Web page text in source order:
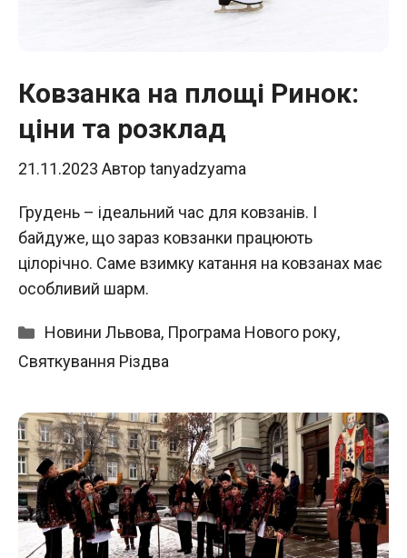
Ковзанка на площі Ринок:
ціни та розклад
21.11.2023 Автор tanyadzyama
Грудень – ідеальний час для ковзанів. І
байдуже, що зараз ковзанки працюють
цілорічно. Саме взимку катання на ковзанах має
особливий шарм.
Категорії
Новини Львова, Програма Нового року,
Святкування Різдва